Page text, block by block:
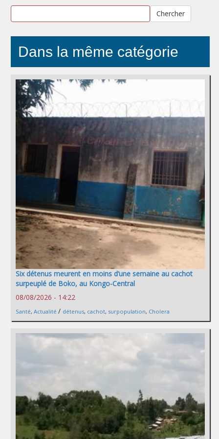
Chercher
Dans la même catégorie
Six détenus meurent en moins d’une semaine au cachot
surpeuplé de Boko, au Kongo-Central
08/08/2026 - 14:22
Santé, Actualité / détenus, cachot, surpopulation, Cholera